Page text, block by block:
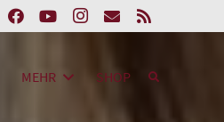
MEHR SHOP